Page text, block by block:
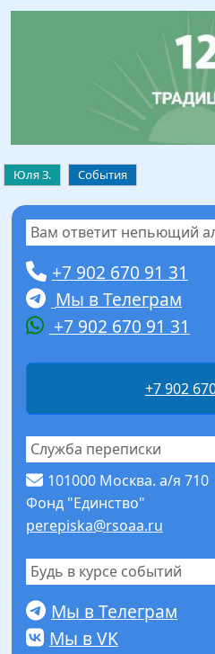
Юля З. События
Вам ответит непьющий
+7 902 670 91 31
Мы в Телеграм
+7 902 670 91 31
+7 902
Служба переписки
101000 Москва. а/я 710
Фонд "Единство"
perepiska@rsoaa.ru
Будь в курсе событий
Мы в Телеграм
Мы в VK